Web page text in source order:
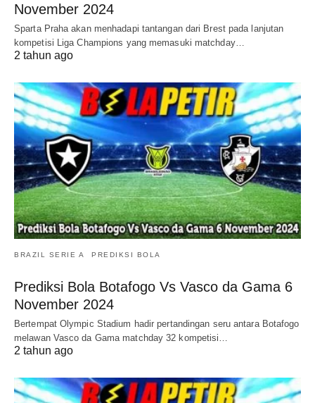
November 2024
Sparta Praha akan menhadapi tantangan dari Brest pada lanjutan
kompetisi Liga Champions yang memasuki matchday…
2 tahun ago
BRAZIL SERIE A PREDIKSI BOLA
Prediksi Bola Botafogo Vs Vasco da Gama 6
November 2024
Bertempat Olympic Stadium hadir pertandingan seru antara Botafogo
melawan Vasco da Gama matchday 32 kompetisi…
2 tahun ago